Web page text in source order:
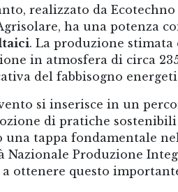
realizzato da
ha una potenza
. La produzione stimata
in atmosfera di circa
del fabbisogno
si inserisce in un
di pratiche
una tappa fondamentale
Nazionale Produzione
a ottenere questo